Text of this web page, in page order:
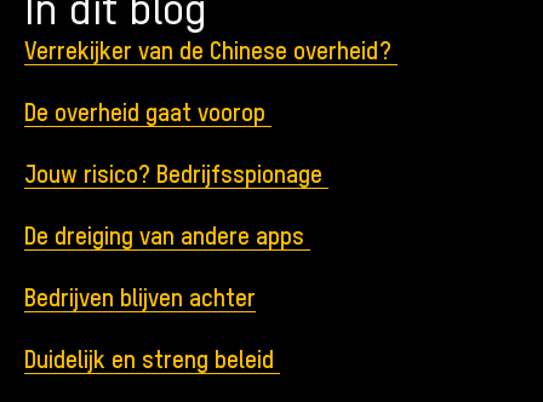
Verrekijker van de Chinese overheid?
De overheid gaat voorop
Jouw risico? Bedrijfsspionage
De dreiging van andere apps
Bedrijven blijven achter
Duidelijk en streng beleid